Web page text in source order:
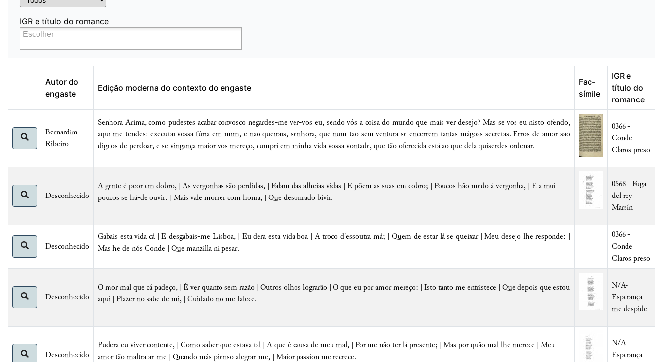
IGR e título do romance
Autor do
engaste
Edição moderna do contexto do engaste
Fac-
símile
IGR e
título do
romance
Bernardim
Ribeiro
Senhora Arima, como pudestes acabar convosco negardes-me ver-vos eu, sendo vós a coisa do mundo que mais ver desejo? Mas se vos eu nisto ofendo,
aqui me tendes: executai vossa fúria em mim, e não queirais, senhora, que num tão sem ventura se encerrem tantas mágoas secretas. Erros de amor são
dignos de perdoar, e se vingança maior vos mereço, cumpri em minha vida vossa vontade, que tão oferecida está ao que dela quiserdes ordenar.
0366 -
Conde
Claros preso
Desconhecido
A gente é peor em dobro, | As vergonhas são perdidas, | Falam das alheias vidas | E põem as suas em cobro; | Poucos hão medo à vergonha, | E a mui
poucos se há-de ouvir: | Mais vale morrer com honra, | Que desonrado bivir.
0568 - Fuga
del rey
Marsín
Desconhecido
Gabais esta vida cá | E desgabais-me Lisboa, | Eu dera esta vida boa | A troco d'essoutra má; | Quem de estar lá se queixar | Meu desejo lhe responde: |
Mas he de nós Conde | Que manzilla ni pesar.
0366 -
Conde
Claros preso
Desconhecido
O mor mal que cá padeço, | É ver quanto sem razão | Outros olhos lograrão | O que eu por amor mereço: | Isto tanto me entristece | Que depois que estou
aqui | Plazer no sabe de mi, | Cuidado no me falece.
N/A-
Esperança
me despide
Desconhecido
Pudera eu viver contente, | Como saber que estava tal | A que é causa de meu mal, | Por me não ter lá presente; | Mas por quão mal lhe merece | Meu
amor tão maltratar-me | Quando más pienso alegrar-me, | Maior passion me recrece.
N/A-
Esperança